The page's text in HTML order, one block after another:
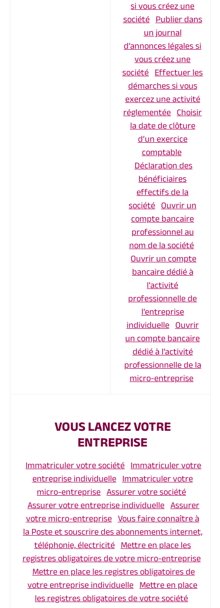
si vous créez une
société Publier dans
un journal
d’annonces légales si
vous créez une
société Effectuer les
démarches si vous
exercez une activité
réglementée Choisir
la date de clôture
d’un exercice
comptable
Déclaration des
bénéficiaires
effectifs de la
société Ouvrir un
compte bancaire
professionnel au
nom de la société
Ouvrir un compte
bancaire dédié à
l’activité
professionnelle de
l’entreprise
individuelle Ouvrir
un compte bancaire
dédié à l’activité
professionnelle de la
micro-entreprise
VOUS LANCEZ VOTRE
ENTREPRISE
Immatriculer votre société Immatriculer votre
entreprise individuelle Immatriculer votre
micro-entreprise Assurer votre société
Assurer votre entreprise individuelle Assurer
votre micro-entreprise Vous faire connaître à
la Poste et souscrire des abonnements internet,
téléphonie, électricité Mettre en place les
registres obligatoires de votre micro-entreprise
Mettre en place les registres obligatoires de
votre entreprise individuelle Mettre en place
les registres obligatoires de votre société